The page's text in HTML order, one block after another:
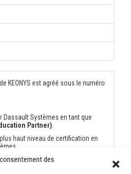
des
KEONYS est agréé sous le numéro
Dassault Systèmes en tant que
Partner)
haut niveau de certification en